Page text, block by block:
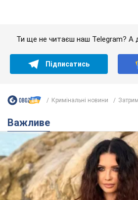
50-річна Lama розкрила
відповіла на закиди, що
адже не має дітей
За словами співачки, вона не робить
3 години тому 6,1 т.